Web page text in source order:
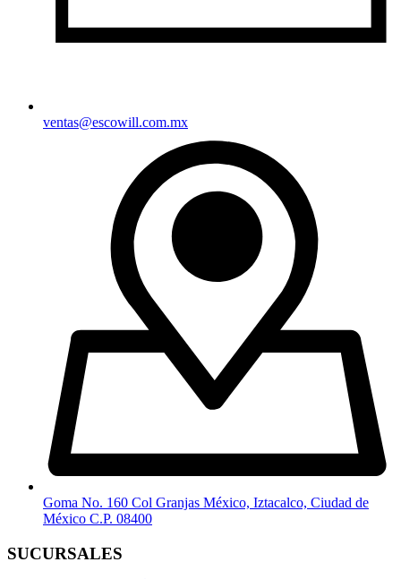
ventas@escowill.com.mx
Goma No. 160 Col Granjas México, Iztacalco, Ciudad de
México C.P. 08400
SUCURSALES